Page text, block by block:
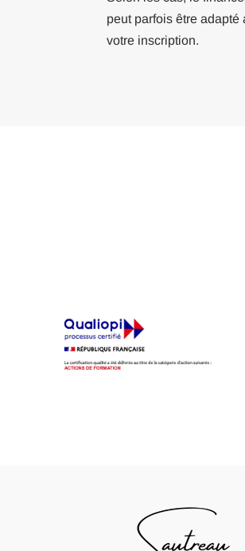
peut parfois être adapté
votre inscription.